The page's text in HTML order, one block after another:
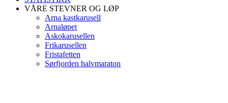
VÅRE STEVNER OG LØP
Arna kastkarusell
Arnaløpet
Askokarusellen
Frikarusellen
Fristafetten
Sørfjorden halvmaraton